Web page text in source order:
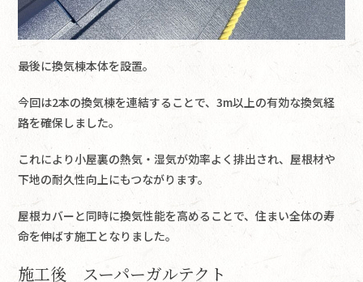
最後に換気棟本体を設置。
今回は2本の換気棟を連結することで、3m以上の有効な換気経
路を確保しました。
これにより小屋裏の熱気・湿気が効率よく排出され、屋根材や
下地の耐久性向上にもつながります。
屋根カバーと同時に換気性能を高めることで、住まい全体の寿
命を伸ばす施工となりました。
施工後 スーパーガルテクト